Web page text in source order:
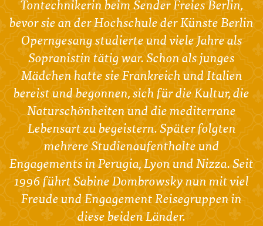
Tontechnikerin beim Sender Freies Berlin,
bevor sie an der Hochschule der Künste Berlin
Operngesang studierte und viele Jahre als
Sopranistin tätig war. Schon als junges
Mädchen hatte sie Frankreich und Italien
bereist und begonnen, sich für die Kultur, die
Naturschönheiten und die mediterrane
Lebensart zu begeistern. Später folgten
mehrere Studienaufenthalte und
Engagements in Perugia, Lyon und Nizza. Seit
1996 führt Sabine Dombrowsky nun mit viel
Freude und Engagement Reisegruppen in
diese beiden Länder.